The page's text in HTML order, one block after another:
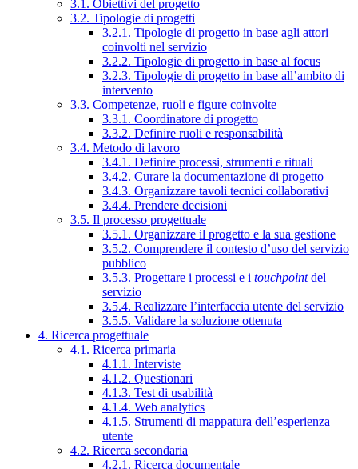
3.1. Obiettivi del progetto
3.2. Tipologie di progetti
3.2.1. Tipologie di progetto in base agli attori
coinvolti nel servizio
3.2.2. Tipologie di progetto in base al focus
3.2.3. Tipologie di progetto in base all’ambito di
intervento
3.3. Competenze, ruoli e figure coinvolte
3.3.1. Coordinatore di progetto
3.3.2. Definire ruoli e responsabilità
3.4. Metodo di lavoro
3.4.1. Definire processi, strumenti e rituali
3.4.2. Curare la documentazione di progetto
3.4.3. Organizzare tavoli tecnici collaborativi
3.4.4. Prendere decisioni
3.5. Il processo progettuale
3.5.1. Organizzare il progetto e la sua gestione
3.5.2. Comprendere il contesto d’uso del servizio
pubblico
3.5.3. Progettare i processi e i touchpointdel
servizio
3.5.4. Realizzare l’interfaccia utente del servizio
3.5.5. Validare la soluzione ottenuta
4. Ricerca progettuale
4.1. Ricerca primaria
4.1.1. Interviste
4.1.2. Questionari
4.1.3. Test di usabilità
4.1.4. Web analytics
4.1.5. Strumenti di mappatura dell’esperienza
utente
4.2. Ricerca secondaria
4.2.1. Ricerca documentale